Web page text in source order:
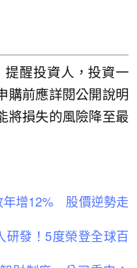
提醒投資人，投資一
購前應詳閱公開說明
將損失的風險降至最
年增12% 股價逆勢走
研發！5度榮登全球百